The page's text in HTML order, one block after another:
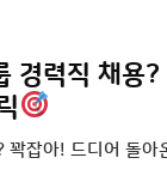
경력직 채용?
꽉잡아! 드디어 돌